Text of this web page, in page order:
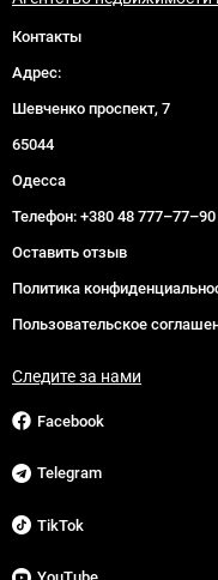
Контакты
Адрес:
Шевченко проспект, 7
65044
Одесса
Телефон: +380 48 777–77–90
Оставить отзыв
Политика
Пользовательское
Следите за нами
Facebook
Telegram
TikTok